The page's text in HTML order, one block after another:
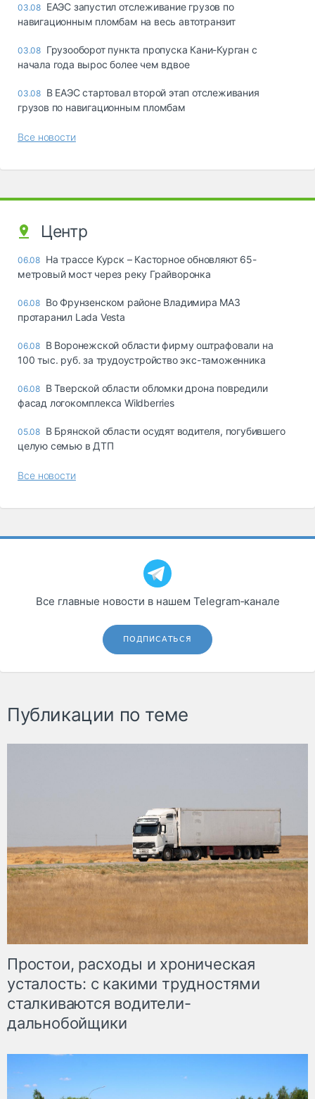
03.08 ЕАЭС запустил отслеживание грузов по
навигационным пломбам на весь автотранзит
03.08 Грузооборот пункта пропуска Кани-Курган с
начала года вырос более чем вдвое
03.08 В ЕАЭС стартовал второй этап отслеживания
грузов по навигационным пломбам
Все новости
Центр
06.08 На трассе Курск – Касторное обновляют 65-
метровый мост через реку Грайворонка
06.08 Во Фрунзенском районе Владимира МАЗ
протаранил Lada Vesta
06.08 В Воронежской области фирму оштрафовали на
100 тыс. руб. за трудоустройство экс-таможенника
06.08 В Тверской области обломки дрона повредили
фасад логокомплекса Wildberries
05.08 В Брянской области осудят водителя, погубившего
целую семью в ДТП
Все новости
Все главные новости в нашем Telegram‑канале
ПОДПИСАТЬСЯ
Публикации по теме
Простои, расходы и хроническая
усталость: с какими трудностями
сталкиваются водители-
дальнобойщики